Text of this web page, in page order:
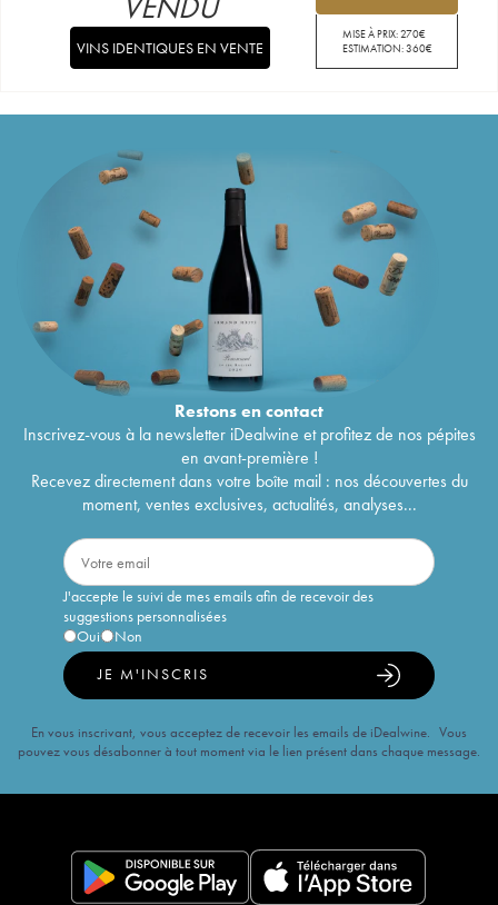
MISE À PRIX:270€
ESTIMATION:360€
VINS IDENTIQUES EN VENTE
Restons encontact
Inscrivez-vous à la newsletter iDealwine et profitez de nos pépites
en avant-première !
Recevez directement dans votre boîte mail : nos découvertes du
moment, ventes exclusives, actualités, analyses...
J'accepte le suivi de mes emails afin de recevoir des
suggestions personnalisées
Oui
Non
JE M'INSCRIS
En vous inscrivant, vous acceptez de recevoir les emails de iDealwine. Vous
pouvez vous désabonner à tout moment via le lien présent dans chaque message.